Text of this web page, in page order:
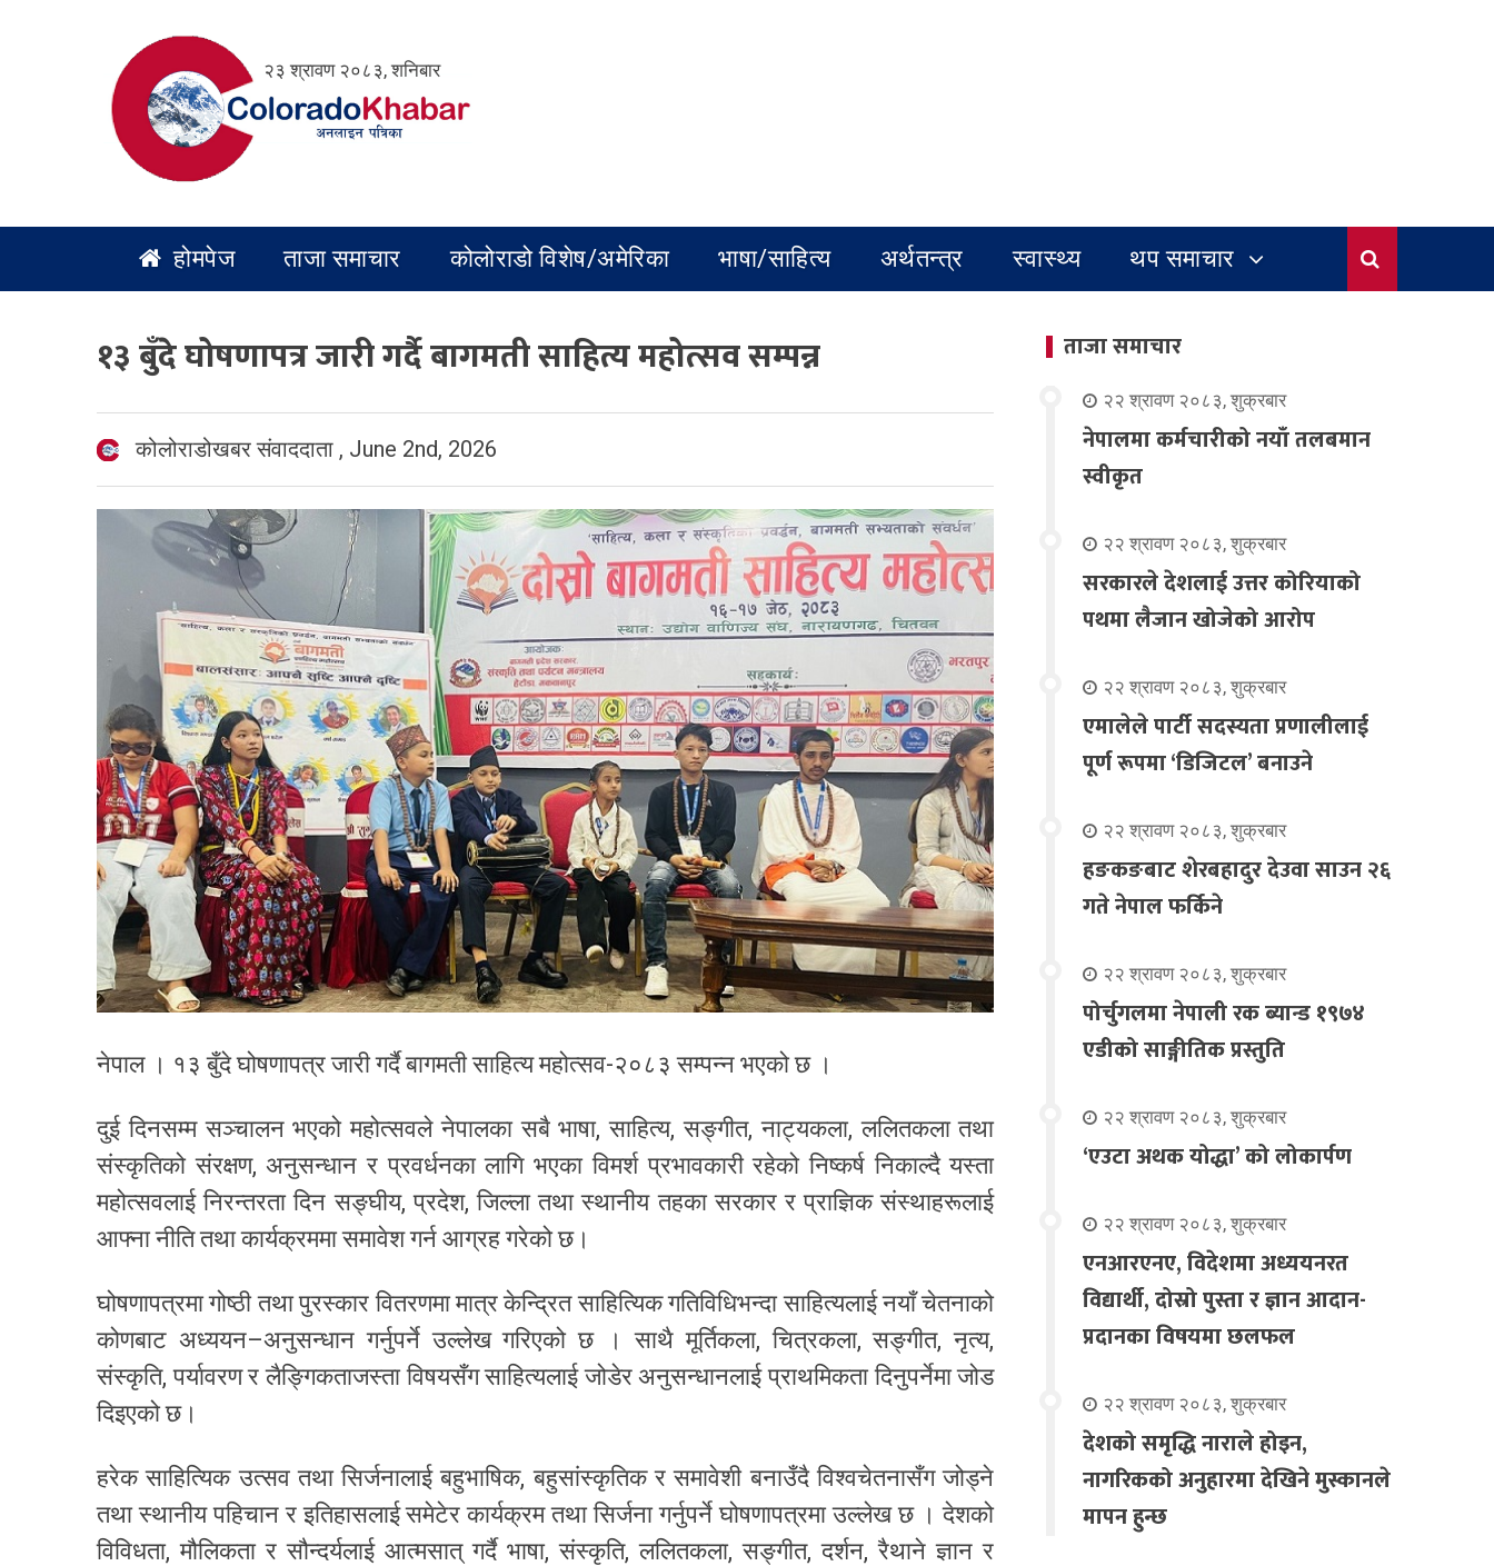
२३ श्रावण २०८३, शनिबार
होमपेज ताजा समाचार कोलोराडो विशेष/अमेरिका भाषा/साहित्य अर्थतन्त्र स्वास्थ्य थप समाचार
१३ बुँदे घोषणापत्र जारी गर्दै बागमती साहित्य महोत्सव सम्पन्न
कोलोराडोखबर संवाददाता , June 2nd, 2026
नेपाल । १३ बुँदे घोषणापत्र जारी गर्दै बागमती साहित्य महोत्सव-२०८३ सम्पन्न भएको छ ।
दुई दिनसम्म सञ्चालन भएको महोत्सवले नेपालका सबै भाषा, साहित्य, सङ्गीत, नाट्यकला, ललितकला तथा
संस्कृतिको संरक्षण, अनुसन्धान र प्रवर्धनका लागि भएका विमर्श प्रभावकारी रहेको निष्कर्ष निकाल्दै यस्ता
महोत्सवलाई निरन्तरता दिन सङ्घीय, प्रदेश, जिल्ला तथा स्थानीय तहका सरकार र प्राज्ञिक संस्थाहरूलाई
आफ्ना नीति तथा कार्यक्रममा समावेश गर्न आग्रह गरेको छ।
घोषणापत्रमा गोष्ठी तथा पुरस्कार वितरणमा मात्र केन्द्रित साहित्यिक गतिविधिभन्दा साहित्यलाई नयाँ चेतनाको
कोणबाट अध्ययन–अनुसन्धान गर्नुपर्ने उल्लेख गरिएको छ । साथै मूर्तिकला, चित्रकला, सङ्गीत, नृत्य,
संस्कृति, पर्यावरण र लैङ्गिकताजस्ता विषयसँग साहित्यलाई जोडेर अनुसन्धानलाई प्राथमिकता दिनुपर्नेमा जोड
दिइएको छ।
हरेक साहित्यिक उत्सव तथा सिर्जनालाई बहुभाषिक, बहुसांस्कृतिक र समावेशी बनाउँदै विश्वचेतनासँग जोड्ने
तथा स्थानीय पहिचान र इतिहासलाई समेटेर कार्यक्रम तथा सिर्जना गर्नुपर्ने घोषणापत्रमा उल्लेख छ । देशको
विविधता, मौलिकता र सौन्दर्यलाई आत्मसात् गर्दै भाषा, संस्कृति, ललितकला, सङ्गीत, दर्शन, रैथाने ज्ञान र
ताजा समाचार
२२ श्रावण २०८३, शुक्रबार
नेपालमा कर्मचारीको नयाँ तलबमान
स्वीकृत
२२ श्रावण २०८३, शुक्रबार
सरकारले देशलाई उत्तर कोरियाको
पथमा लैजान खोजेको आरोप
२२ श्रावण २०८३, शुक्रबार
एमालेले पार्टी सदस्यता प्रणालीलाई
पूर्ण रूपमा ‘डिजिटल’ बनाउने
२२ श्रावण २०८३, शुक्रबार
हङकङबाट शेरबहादुर देउवा साउन २६
गते नेपाल फर्किने
२२ श्रावण २०८३, शुक्रबार
पोर्चुगलमा नेपाली रक ब्यान्ड १९७४
एडीको साङ्गीतिक प्रस्तुति
२२ श्रावण २०८३, शुक्रबार
‘एउटा अथक योद्धा’ को लोकार्पण
२२ श्रावण २०८३, शुक्रबार
एनआरएनए, विदेशमा अध्ययनरत
विद्यार्थी, दोस्रो पुस्ता र ज्ञान आदान-
प्रदानका विषयमा छलफल
२२ श्रावण २०८३, शुक्रबार
देशको समृद्धि नाराले होइन,
नागरिकको अनुहारमा देखिने मुस्कानले
मापन हुन्छ